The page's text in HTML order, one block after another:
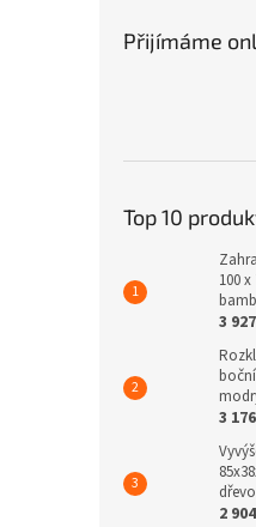
Přijímáme
Top 10
100
3
3
2